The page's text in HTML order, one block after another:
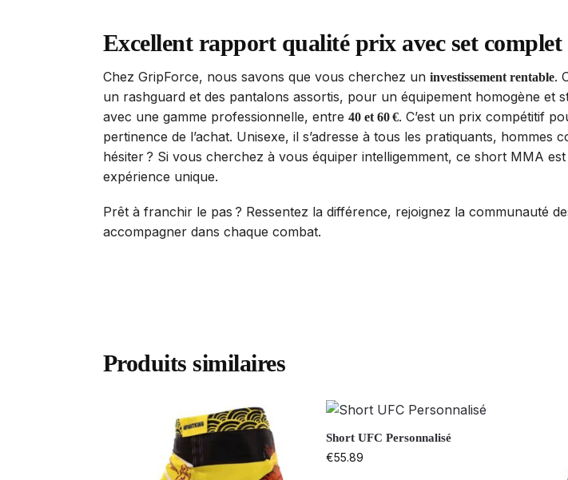
Excellent rapport qualité prix avec set complet
Chez GripForce, nous savons que vous cherchez un investissement rentable.
un rashguard et des pantalons assortis, pour un équipement homogène et
avec une gamme professionnelle, entre 40 et 60 €. C’est un prix compétitif
pertinence de l’achat. Unisexe, il s’adresse à tous les pratiquants, hommes
hésiter ? Si vous cherchez à vous équiper intelligemment, ce short MMA
expérience unique.
Prêt à franchir le pas ? Ressentez la différence, rejoignez la communauté
accompagner dans chaque combat.
Produits similaires
Short UFC Personnalisé
€55.89